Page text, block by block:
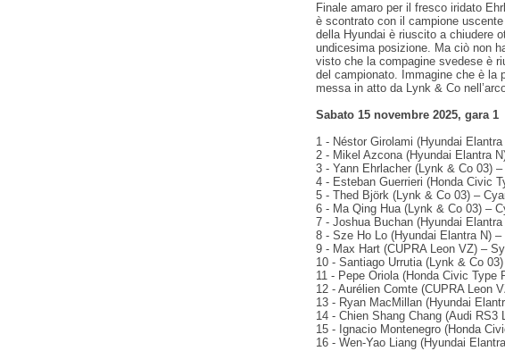
Finale amaro per il fresco iridato
è scontrato con il campione
della Hyundai è riuscito a chiudere
undicesima posizione. Ma ciò non
visto che la compagine svedese è
del campionato. Immagine che è la
messa in atto da Lynk & Co
Sabato 15 novembre 2025, gara 1
1 - Néstor Girolami (Hyundai
2 - Mikel Azcona (Hyundai Elantra
3 - Yann Ehrlacher (Lynk & Co 03)
4 - Esteban Guerrieri (Honda Civic
5 - Thed Björk (Lynk & Co 03) –
6 - Ma Qing Hua (Lynk & Co 03) –
7 - Joshua Buchan (Hyundai
8 - Sze Ho Lo (Hyundai Elantra N)
9 - Max Hart (CUPRA Leon VZ) –
10 - Santiago Urrutia (Lynk & Co
11 - Pepe Oriola (Honda Civic Type
12 - Aurélien Comte (CUPRA Leon
13 - Ryan MacMillan (Hyundai
14 - Chien Shang Chang (Audi RS3
15 - Ignacio Montenegro (Honda
16 - Wen-Yao Liang (Hyundai